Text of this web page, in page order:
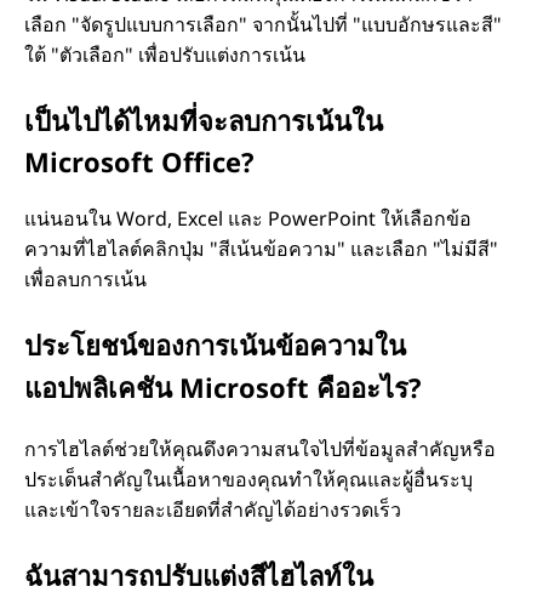
เลือก "จัดรูปแบบการเลือก" จากนั้นไปที่ "แบบอักษรและสี"
ใต้ "ตัวเลือก" เพื่อปรับแต่งการเน้น
เป็นไปได้ไหมที่จะลบการเน้นใน
Microsoft Office?
แน่นอนใน Word, Excel และ PowerPoint ให้เลือกข้อ
ความที่ไฮไลต์คลิกปุ่ม "สีเน้นข้อความ" และเลือก "ไม่มีสี"
เพื่อลบการเน้น
ประโยชน์ของการเน้นข้อความใน
แอปพลิเคชัน Microsoft คืออะไร?
การไฮไลต์ช่วยให้คุณดึงความสนใจไปที่ข้อมูลสําคัญหรือ
ประเด็นสําคัญในเนื้อหาของคุณทําให้คุณและผู้อื่นระบุ
และเข้าใจรายละเอียดที่สําคัญได้อย่างรวดเร็ว
ฉันสามารถปรับแต่งสีไฮไลท์ใน